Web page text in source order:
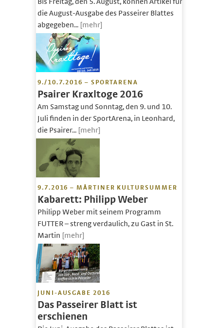
Bis Freitag, den 5. August, können Artikel für
die August-Ausgabe des Passeirer Blattes
abgegeben... [mehr]
9./10.7.2016 – SPORTARENA
Psairer Kraxltoge 2016
Am Samstag und Sonntag, den 9. und 10.
Juli finden in der SportArena, in Leonhard,
die Psairer... [mehr]
9.7.2016 – MÅRTINER KULTURSUMMER
Kabarett: Philipp Weber
Philipp Weber mit seinem Programm
FUTTER – streng verdaulich, zu Gast in St.
Martin [mehr]
JUNI-AUSGABE 2016
Das Passeirer Blatt ist
erschienen